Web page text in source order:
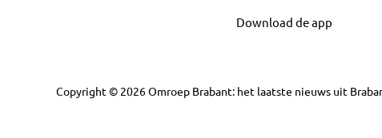
Download de app
Copyright © 2026Omroep Brabant: het laatste nieuws uit